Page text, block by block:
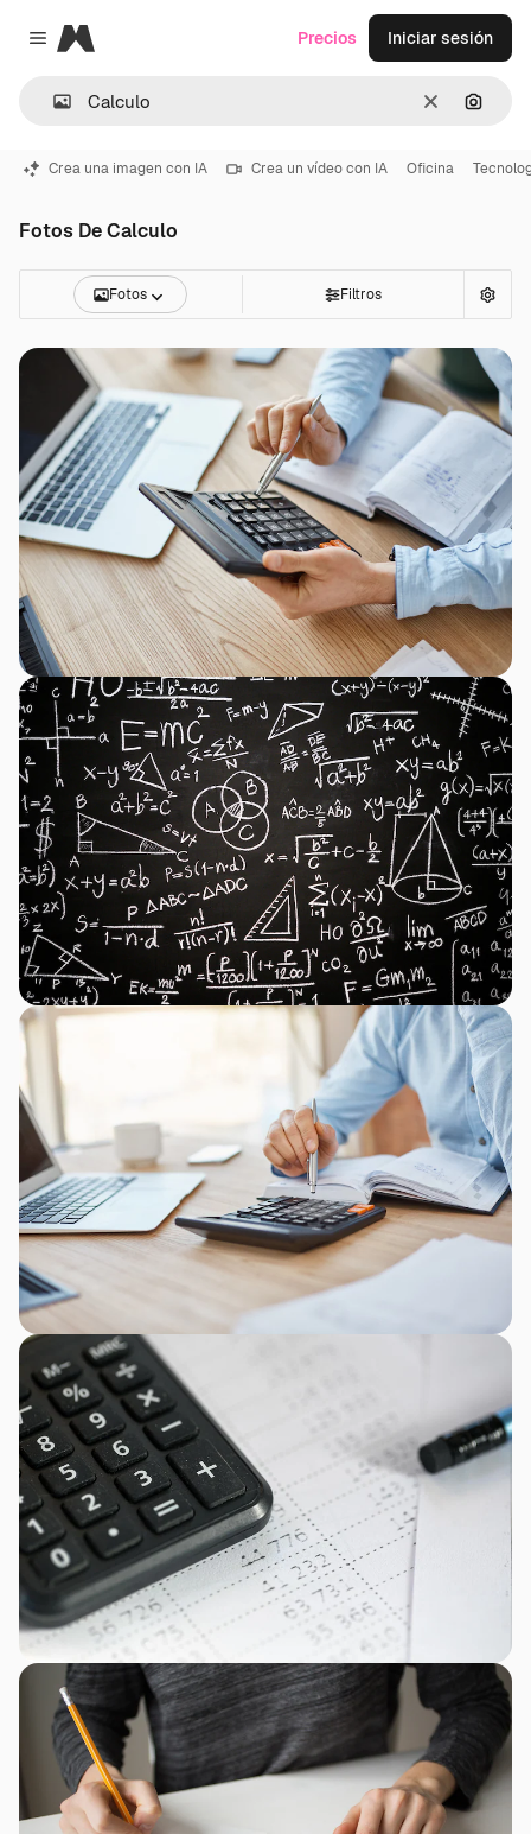
Close menu
Magnific
Borrar
Precios Iniciar sesión
Crea una imagen con IA Crea un vídeo con IA Oficina
Fotos De Calculo
Fotos Filtros